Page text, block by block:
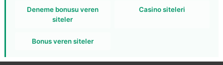
Deneme bonusu veren
siteler
Casino siteleri
Bonus veren siteler